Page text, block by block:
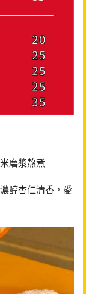
磨漿熬煮
醇杏仁清香，愛